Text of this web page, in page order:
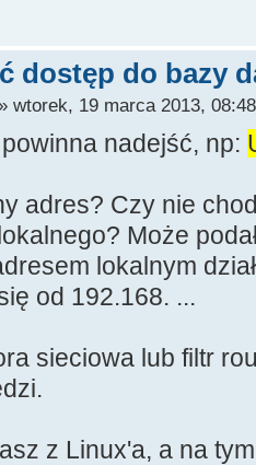
dostęp do bazy
wtorek, 19 marca 2013, 08:48
nadejść, np:
adres? Czy nie
Może
lokalnym
od 192.168. ...
sieciowa lub filtr
z Linux'a, a na